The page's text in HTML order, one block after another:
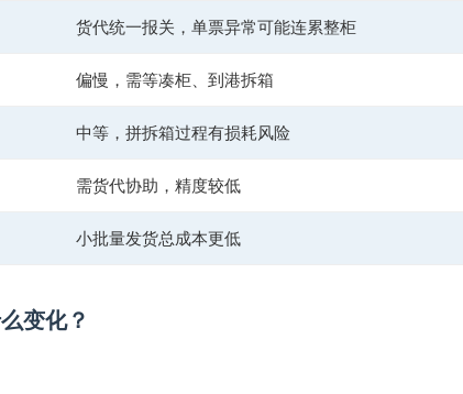
货代统一报关，单票异常可能连累整柜
偏慢，需等凑柜、到港拆箱
中等，拼拆箱过程有损耗风险
需货代协助，精度较低
小批量发货总成本更低
变化？